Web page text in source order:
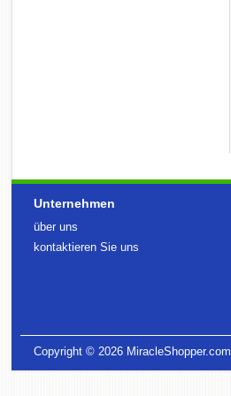
Unternehmen
über uns
kontaktieren Sie uns
Copyright © 2026 MiracleShopper.com